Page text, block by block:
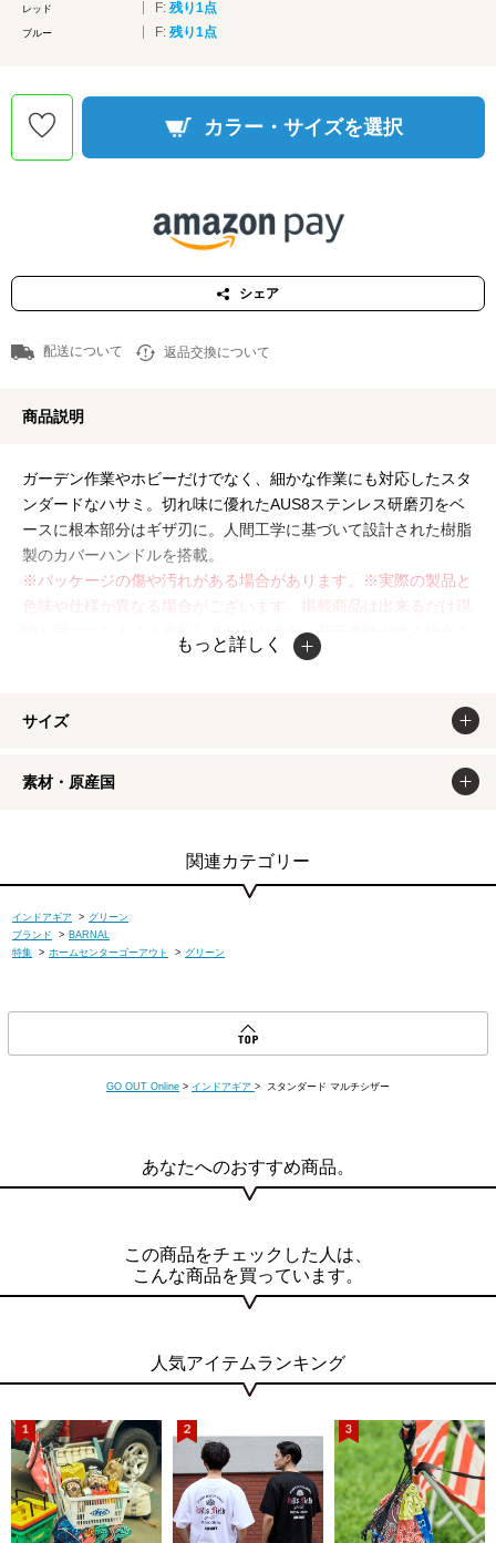
レッド F: 残り1点
ブルー F: 残り1点
カラー・サイズを選択
シェア
配送について 返品交換について
商品説明
ガーデン作業やホビーだけでなく、細かな作業にも対応したスタ
ンダードなハサミ。切れ味に優れたAUS8ステンレス研磨刃をベ
ースに根本部分はギザ刃に。人間工学に基づいて設計された樹脂
製のカバーハンドルを搭載。
※パッケージの傷や汚れがある場合があります。※実際の製品と
色味や仕様が異なる場合がございます。掲載商品は出来るだけ現
物と同じになるよう撮影しておりますが、若干色味が違う場合も
ございます。商品のカラーは、PCディスプレイの性質上、実際
もっと詳しく
サイズ
素材・原産国
関連カテゴリー
インドアギア > グリーン
ブランド
> BARNAL
特集 > ホームセンターゴーアウト > グリーン
GO OUT Online > インドアギア > スタンダード マルチシザー
あなたへのおすすめ商品。
この商品をチェックした人は、
こんな商品を買っています。
人気アイテムランキング